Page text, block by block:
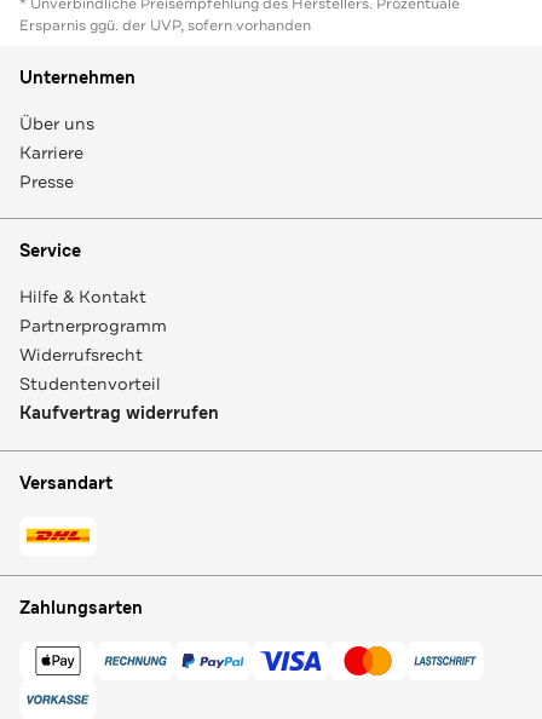
Ersparnis ggü. der UVP, sofern vorhanden
Unternehmen
Über uns
Karriere
Presse
Service
Hilfe & Kontakt
Partnerprogramm
Widerrufsrecht
Studentenvorteil
Kaufvertrag widerrufen
Versandart
Zahlungsarten